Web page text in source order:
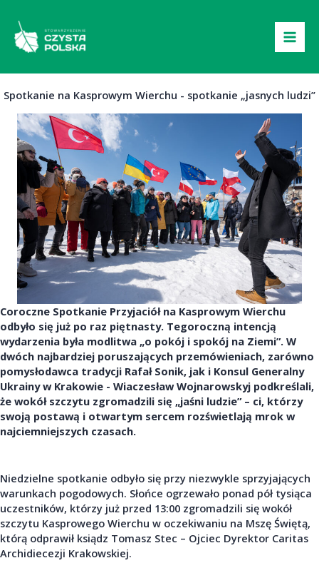
treści
Spotkanie na Kasprowym Wierchu - spotkanie „jasnych ludzi”
Coroczne Spotkanie Przyjaciół na Kasprowym Wierchu
odbyło się już po raz piętnasty. Tegoroczną intencją
wydarzenia była modlitwa „o pokój i spokój na Ziemi”. W
dwóch najbardziej poruszających przemówieniach, zarówno
pomysłodawca tradycji Rafał Sonik, jak i Konsul Generalny
Ukrainy w Krakowie - Wiaczesław Wojnarowskyj podkreślali,
że wokół szczytu zgromadzili się „jaśni ludzie” – ci, którzy
swoją postawą i otwartym sercem rozświetlają mrok w
najciemniejszych czasach.
Niedzielne spotkanie odbyło się przy niezwykle sprzyjających
warunkach pogodowych. Słońce ogrzewało ponad pół tysiąca
uczestników, którzy już przed 13:00 zgromadzili się wokół
szczytu Kasprowego Wierchu w oczekiwaniu na Mszę Świętą,
którą odprawił ksiądz Tomasz Stec – Ojciec Dyrektor Caritas
Archidiecezji Krakowskiej.